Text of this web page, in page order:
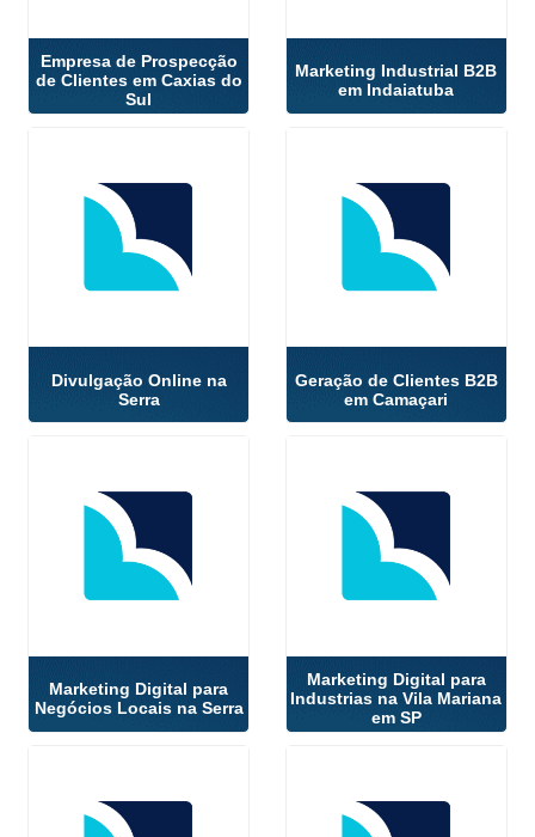
Empresa de Prospecção
de Clientes em Caxias do
Sul
Marketing Industrial B2B
em Indaiatuba
Divulgação Online na
Serra
Geração de Clientes B2B
em Camaçari
Marketing Digital para
Negócios Locais na Serra
Marketing Digital para
Industrias na Vila Mariana
em SP